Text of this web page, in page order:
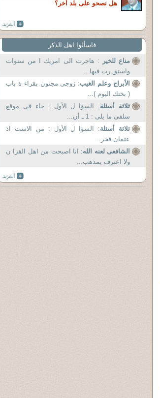
هل نصحو على بلد آخر؟
فاسألوا اهل الذكر
مناع للخير : هاجرت الى امريك ا من سنوات
واستق رت فيها...
الأبراج وعلم الغيب: زوجى مجنون بقراء ة باب
( بختك اليوم )...
ثلاثة أسئلة: السؤا ل الأول : جاء فى موقع
سلفى ما يلى : 1 ـ أن...
ثلاثة أسئلة: السؤا ل الأول : من الاست اذ
عثمان فخر...
الشافعى لعنه الله: انا اصبحت من اهل القرا ن
ولا اعترف بمذهب...